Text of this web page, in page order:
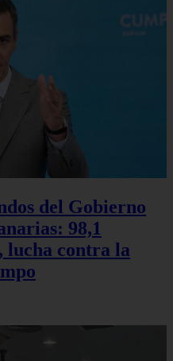
del Gobierno
98,1
lucha contra la